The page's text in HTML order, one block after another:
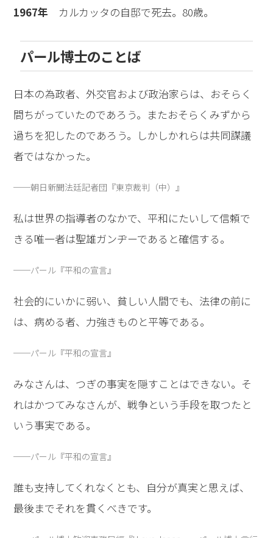
1967年 カルカッタの自邸で死去。80歳。
パール博士のことば
日本の為政者、外交官および政治家らは、おそらく
間ちがっていたのであろう。またおそらくみずから
過ちを犯したのであろう。しかしかれらは共同謀議
者ではなかった。
──朝日新聞法廷記者団『東京裁判（中）』
私は世界の指導者のなかで、平和にたいして信頼で
きる唯一者は聖雄ガンヂーであると確信する。
──パール『平和の宣言』
社会的にいかに弱い、貧しい人間でも、法律の前に
は、病める者、力強きものと平等である。
──パール『平和の宣言』
みなさんは、つぎの事実を隠すことはできない。そ
れはかつてみなさんが、戦争という手段を取つたと
いう事実である。
──パール『平和の宣言』
誰も支持してくれなくとも、自分が真実と思えば、
最後までそれを貫くべきです。